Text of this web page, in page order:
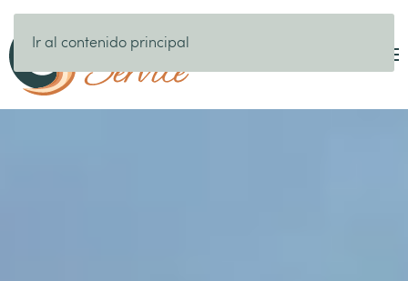
Ir al contenido principal